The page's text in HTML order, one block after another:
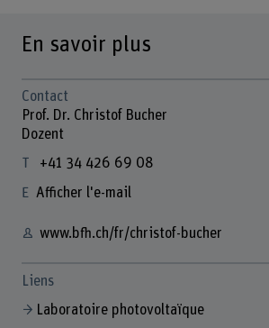
En savoir plus
Contact
Prof. Dr. Christof Bucher
Dozent
+41 34 426 69 08
Afficher l'e-mail
www.bfh.ch/fr/christof-bucher
Liens
Laboratoire photovoltaïque